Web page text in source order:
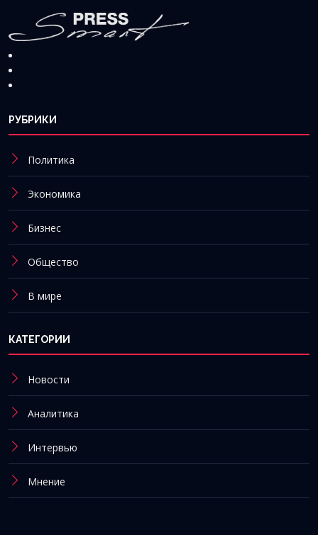
РУБРИКИ
Политика
Экономика
Бизнес
Общество
В мире
КАТЕГОРИИ
Новости
Аналитика
Интервью
Мнение